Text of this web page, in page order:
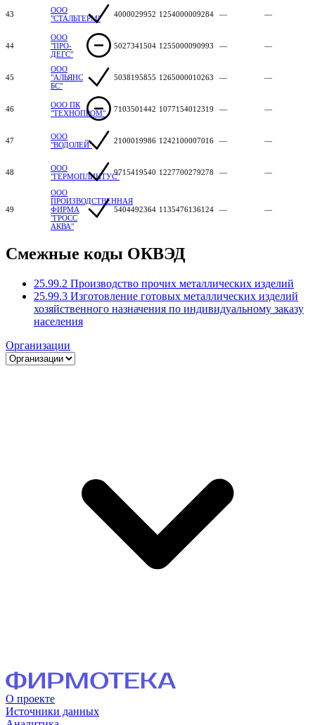
43
ООО
"СТАЛЬТЕРМ"
4000029952 1254000009284 — —
44
ООО
"ПРО-
ДЕГС"
5027341504 1255000090993 — —
45
ООО
"АЛЬЯНС
БС"
5038195855 1265000010263 — —
46
ООО ПК
"ТЕХНОПРОМ"
7103501442 1077154012319 — —
47
ООО
"ВОДОЛЕЙ"
2100019986 1242100007016 — —
48
ООО
"ГЕРМОПЛИНТУС"9715419540 1227700279278 — —
49
ООО
ПРОИЗВОДСТВЕННАЯ
ФИРМА
"ГРОСС
АКВА"
5404492364 1135476136124 — —
Смежные коды ОКВЭД
25.99.2 Производство прочих металлических изделий
25.99.3 Изготовление готовых металлических изделий
хозяйственного назначения по индивидуальному заказу
населения
Организации
О проекте
Источники данных